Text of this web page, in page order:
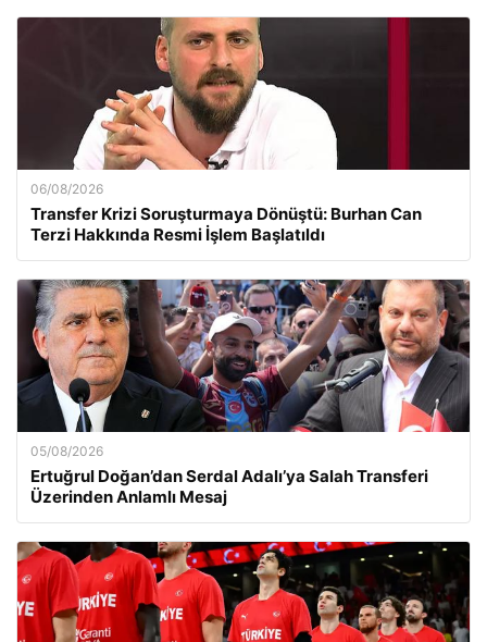
06/08/2026
Transfer Krizi Soruşturmaya Dönüştü: Burhan Can
Terzi Hakkında Resmi İşlem Başlatıldı
05/08/2026
Ertuğrul Doğan’dan Serdal Adalı’ya Salah Transferi
Üzerinden Anlamlı Mesaj